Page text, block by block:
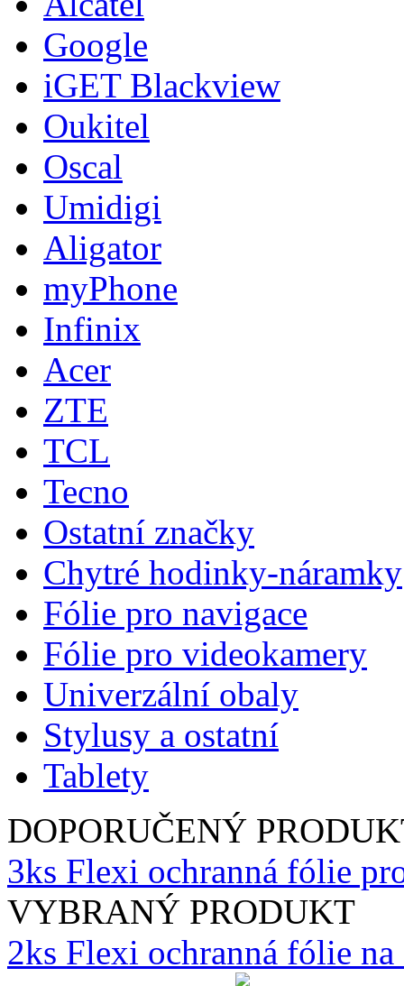
Google
iGET Blackview
Oukitel
Oscal
Umidigi
Aligator
myPhone
Infinix
Acer
ZTE
TCL
Tecno
Ostatní značky
Chytré hodinky-náramky
Fólie pro navigace
Fólie pro videokamery
Univerzální obaly
Stylusy a ostatní
Tablety
DOPORUČENÝ
3ks Flexi ochranná fólie
VYBRANÝ PRODUKT
2ks Flexi ochranná fólie